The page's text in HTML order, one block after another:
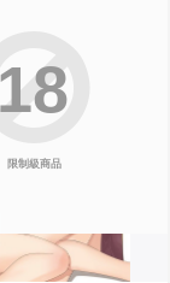
限制級商品
18